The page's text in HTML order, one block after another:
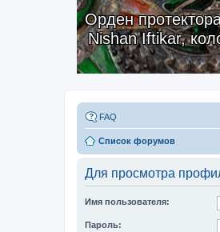
Орден
Nishan Iftikar,
FAQ
Список форумов
Для просмотра
Имя пользователя:
Пароль: